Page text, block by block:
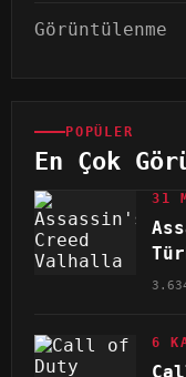
Görüntülenme
POPÜLER
En Çok
31
6